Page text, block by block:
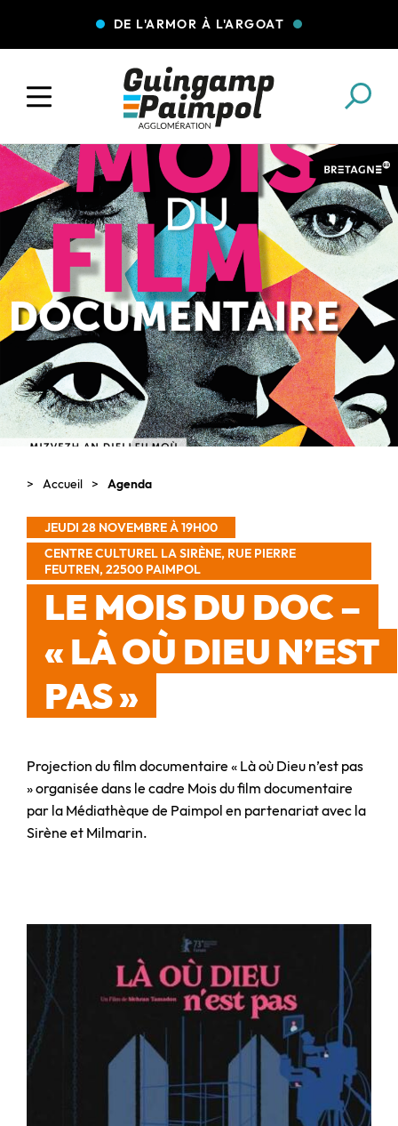
DE L'ARMOR À L'ARGOAT
COLLECTE DES DÉCHETS EAU ET ASSAINISSEMENT
ENFANCE JEUNESSE L'AGGLO' RECRUTE
ASSOCIATIONS PISCINES
Accueil Agenda
JEUDI 28 NOVEMBRE À 19H00
CENTRE CULTUREL LA SIRÈNE, RUE PIERRE
FEUTREN, 22500 PAIMPOL
LE MOIS DU DOC –
« LÀ OÙ DIEU N’EST
PAS »
Projection du film documentaire « Là où Dieu n’est pas
» organisée dans le cadre Mois du film documentaire
par la Médiathèque de Paimpol en partenariat avec la
Sirène et Milmarin.